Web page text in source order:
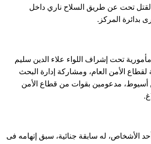
بالقتل تحت عن طريق السلاح ناري داخل
بدائرة المركز.
تحت إشراف اللواء علاء الدين سليم
لقطاع الأمن العام، ومشاركة إدارة البحث
أسيوط، مدعومين بقوات من قطاع الأمن
الأشخاص، له سابقة جنائية، سبق إتهامه فى